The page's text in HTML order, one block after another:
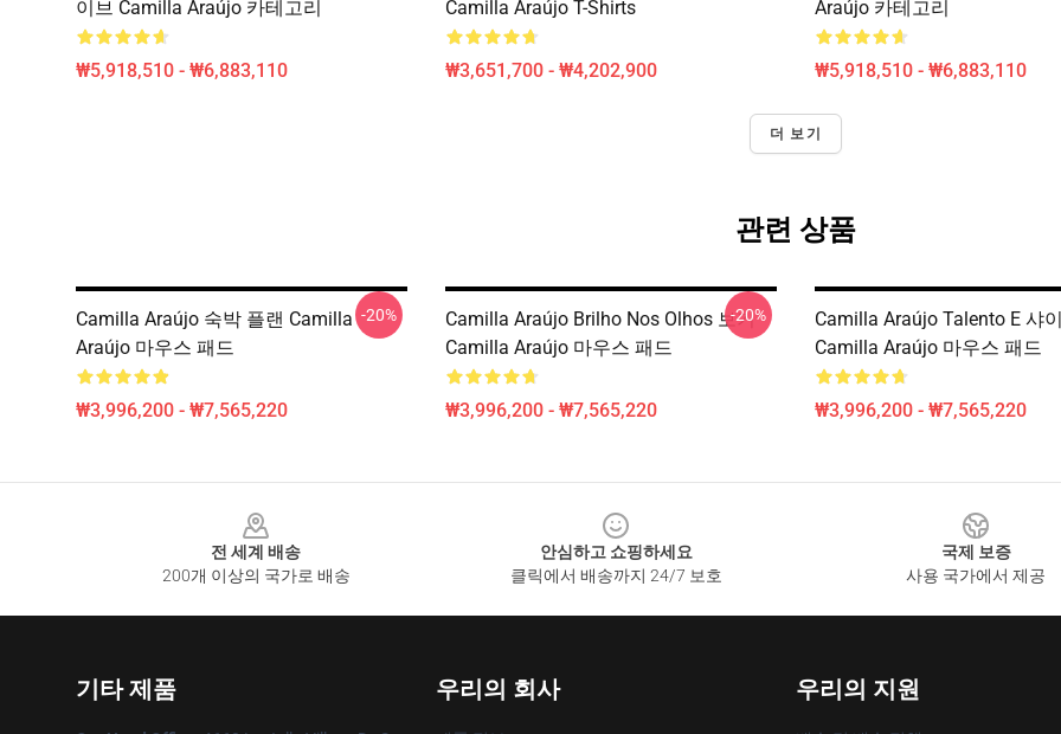
이브 Camilla Araújo 카테고리
₩5,918,510 - ₩6,883,110
Camilla Araújo T-Shirts
₩3,651,700 - ₩4,202,900
Araújo 카테고리
₩5,918,510 - ₩6,883,110
더 보기
관련 상품
Camilla Araújo 숙박 플랜 Camilla
Araújo 마우스 패드
₩3,996,200 - ₩7,565,220
-20%
Camilla Araújo Brilho Nos Olhos 보기
Camilla Araújo 마우스 패드
₩3,996,200 - ₩7,565,220
-20%
Camilla Araújo Talento E 샤
Camilla Araújo 마우스 패드
₩3,996,200 - ₩7,565,220
전 세계 배송
200개 이상의 국가로 배송
안심하고 쇼핑하세요
클릭에서 배송까지 24/7 보호
국제 보증
사용 국가에서 제공
기타 제품 우리의 회사 우리의 지원